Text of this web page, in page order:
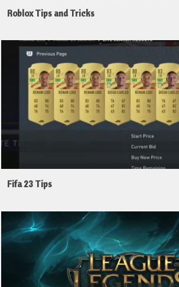
Roblox Tips and Tricks
Fifa 23 Tips